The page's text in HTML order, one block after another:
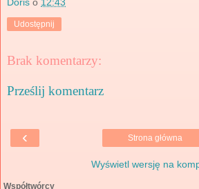
Doris o 12:43
Udostępnij
Brak komentarzy:
Prześlij komentarz
‹ Strona główna
Wyświetl wersję na
Współtwórcy